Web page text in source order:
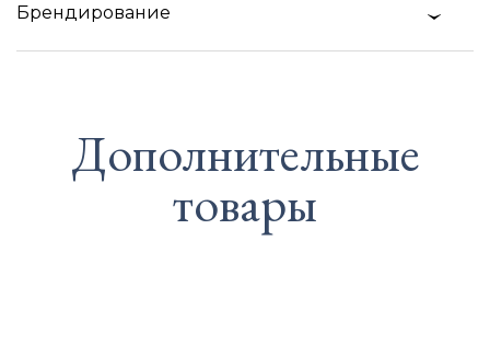
Брендирование
Дополнительные
товары